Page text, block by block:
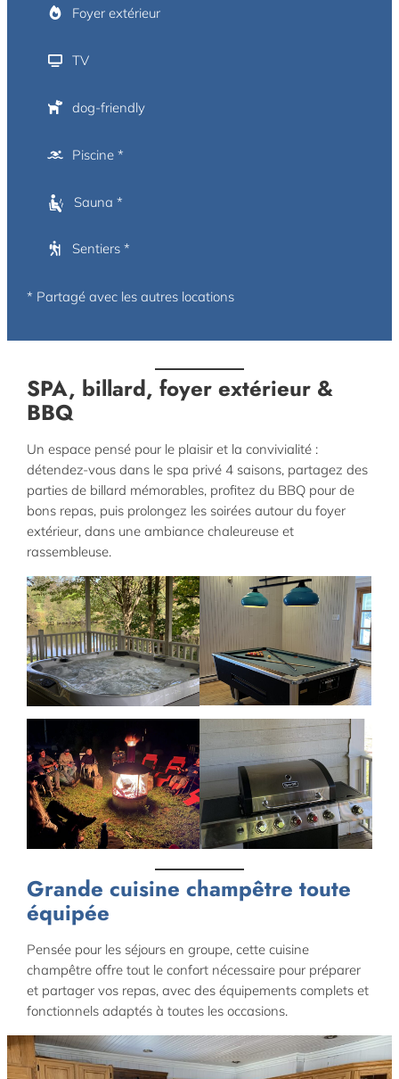
Foyer extérieur
TV
dog-friendly
Piscine *
Sauna *
Sentiers *
* Partagé avec les autres locations
SPA, billard, foyer extérieur &
BBQ
Un espace pensé pour le plaisir et la convivialité :
détendez-vous dans le spa privé 4 saisons, partagez des
parties de billard mémorables, profitez du BBQ pour de
bons repas, puis prolongez les soirées autour du foyer
extérieur, dans une ambiance chaleureuse et
rassembleuse.
Grande cuisine champêtre toute
équipée
Pensée pour les séjours en groupe, cette cuisine
champêtre offre tout le confort nécessaire pour préparer
et partager vos repas, avec des équipements complets et
fonctionnels adaptés à toutes les occasions.